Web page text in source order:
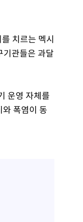
치르는 멕시
관들은 과달
운영 자체를
폭염이 동